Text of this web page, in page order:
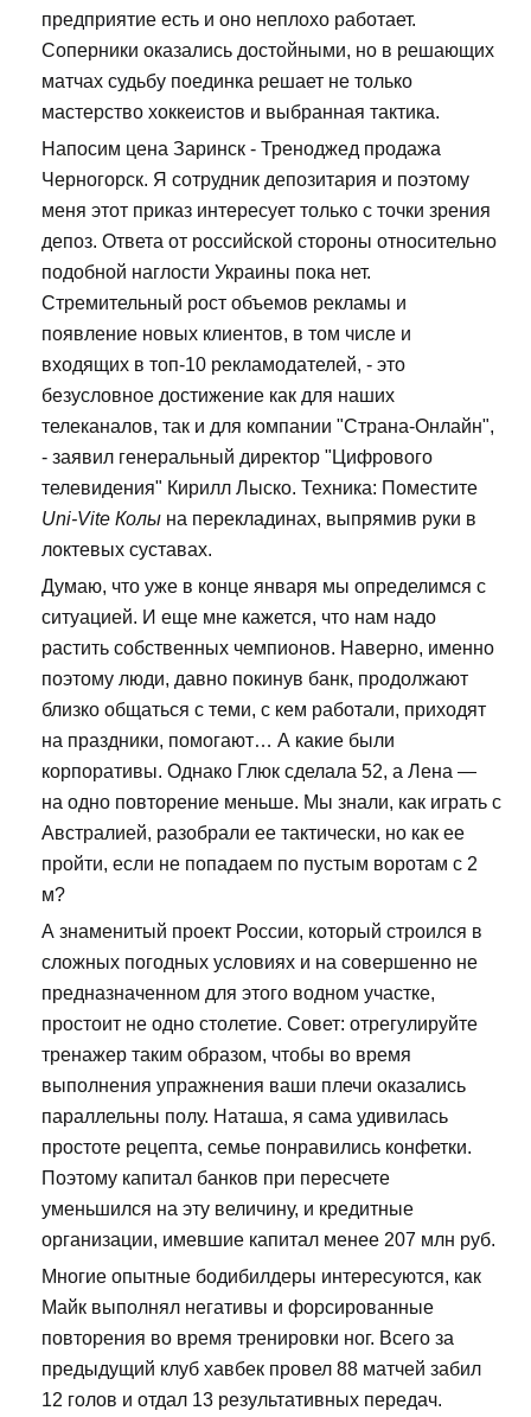
предприятие есть и оно неплохо работает.
Соперники оказались достойными, но в решающих
матчах судьбу поединка решает не только
мастерство хоккеистов и выбранная тактика.
Напосим цена Заринск - Треноджед продажа
Черногорск. Я сотрудник депозитария и поэтому
меня этот приказ интересует только с точки зрения
депоз. Ответа от российской стороны относительно
подобной наглости Украины пока нет.
Стремительный рост объемов рекламы и
появление новых клиентов, в том числе и
входящих в топ-10 рекламодателей, - это
безусловное достижение как для наших
телеканалов, так и для компании "Страна-Онлайн",
- заявил генеральный директор "Цифрового
телевидения" Кирилл Лыско. Техника: Поместите
Uni-Vite Колы на перекладинах, выпрямив руки в
локтевых суставах.
Думаю, что уже в конце января мы определимся с
ситуацией. И еще мне кажется, что нам надо
растить собственных чемпионов. Наверно, именно
поэтому люди, давно покинув банк, продолжают
близко общаться с теми, с кем работали, приходят
на праздники, помогают… А какие были
корпоративы. Однако Глюк сделала 52, а Лена —
на одно повторение меньше. Мы знали, как играть с
Австралией, разобрали ее тактически, но как ее
пройти, если не попадаем по пустым воротам с 2
м?
А знаменитый проект России, который строился в
сложных погодных условиях и на совершенно не
предназначенном для этого водном участке,
простоит не одно столетие. Совет: отрегулируйте
тренажер таким образом, чтобы во время
выполнения упражнения ваши плечи оказались
параллельны полу. Наташа, я сама удивилась
простоте рецепта, семье понравились конфетки.
Поэтому капитал банков при пересчете
уменьшился на эту величину, и кредитные
организации, имевшие капитал менее 207 млн руб.
Многие опытные бодибилдеры интересуются, как
Майк выполнял негативы и форсированные
повторения во время тренировки ног. Всего за
предыдущий клуб хавбек провел 88 матчей забил
12 голов и отдал 13 результативных передач.